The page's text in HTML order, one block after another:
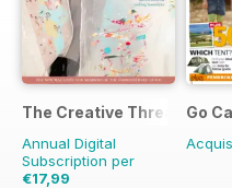
The Creative Thread
Annual Digital
Subscription per
€17,99
Go